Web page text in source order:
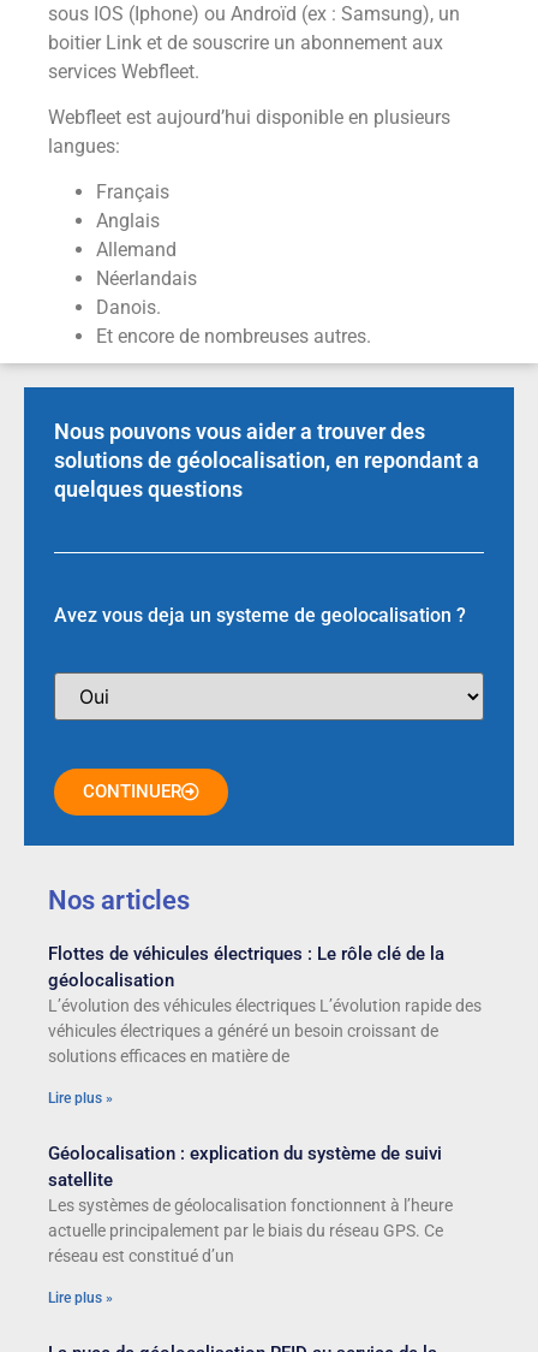
sous IOS (Iphone) ou Androïd (ex : Samsung), un
boitier Link et de souscrire un abonnement aux
services Webfleet.
Webfleet est aujourd’hui disponible en plusieurs
langues:
Français
Anglais
Allemand
Néerlandais
Danois.
Et encore de nombreuses autres.
Nous pouvons vous aider a trouver des
solutions de géolocalisation, en repondant a
quelques questions
Avez vous deja un systeme de geolocalisation ?
CONTINUER
Nos articles
Flottes de véhicules électriques : Le rôle clé de la
géolocalisation
L’évolution des véhicules électriques L’évolution rapide des
véhicules électriques a généré un besoin croissant de
solutions efficaces en matière de
Lire plus »
Géolocalisation : explication du système de suivi
satellite
Les systèmes de géolocalisation fonctionnent à l’heure
actuelle principalement par le biais du réseau GPS. Ce
réseau est constitué d’un
Lire plus »